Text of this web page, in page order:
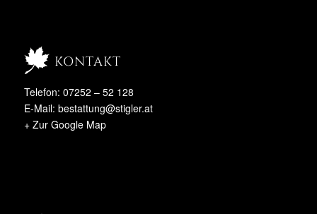
kontakt
Telefon: 07252 – 52 128
E-Mail: bestattung@stigler.at
+ Zur Google Map